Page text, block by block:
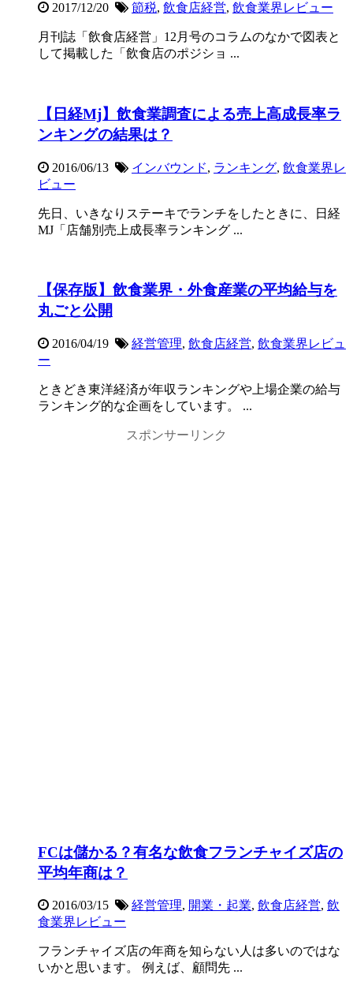
2017/12/20 節税, 飲食店経営, 飲食業界レビュー
月刊誌「飲食店経営」12月号のコラムのなかで図表と
して掲載した「飲食店のポジショ ...
【日経Mj】飲食業調査による売上高成長率ラ
ンキングの結果は？
2016/06/13 インバウンド, ランキング, 飲食業界レ
ビュー
先日、いきなりステーキでランチをしたときに、日経
MJ「店舗別売上成長率ランキング ...
【保存版】飲食業界・外食産業の平均給与を
丸ごと公開
2016/04/19 経営管理, 飲食店経営, 飲食業界レビュ
ー
ときどき東洋経済が年収ランキングや上場企業の給与
ランキング的な企画をしています。 ...
スポンサーリンク
FCは儲かる？有名な飲食フランチャイズ店の
平均年商は？
2016/03/15 経営管理, 開業・起業, 飲食店経営, 飲
食業界レビュー
フランチャイズ店の年商を知らない人は多いのではな
いかと思います。 例えば、顧問先 ...